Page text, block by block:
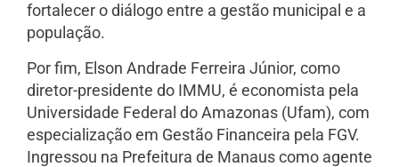
fortalecer o diálogo entre a gestão municipal e a
população.
Por fim, Elson Andrade Ferreira Júnior, como
diretor-presidente do IMMU, é economista pela
Universidade Federal do Amazonas (Ufam), com
especialização em Gestão Financeira pela FGV.
Ingressou na Prefeitura de Manaus como agente